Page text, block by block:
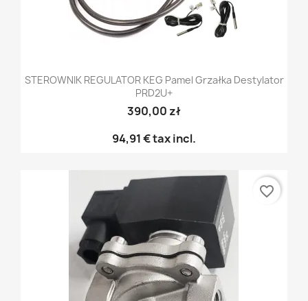
STEROWNIK REGULATOR KEG Pamel Grzałka Destylator
PRD2U+
390,00 zł
94,91 €tax incl.
favorite_border